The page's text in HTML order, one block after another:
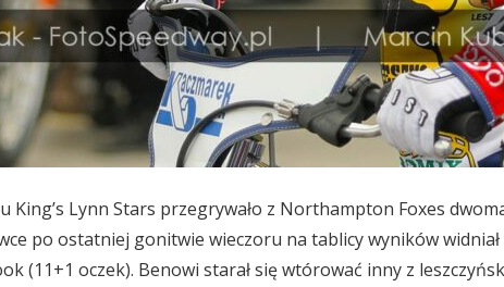
King’s Lynn Stars przegrywało z Northampton Foxes
po ostatniej gonitwie wieczoru na tablicy wyników
(11+1 oczek). Benowi starał się wtórować inny z